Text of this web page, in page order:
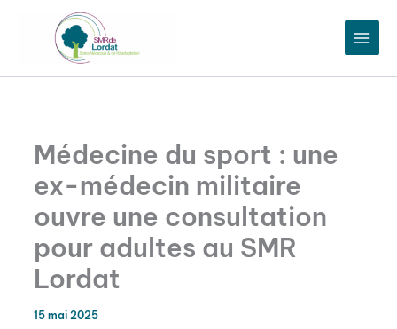
Médecine du sport : une
ex-médecin militaire
ouvre une consultation
pour adultes au SMR
Lordat
15 mai 2025